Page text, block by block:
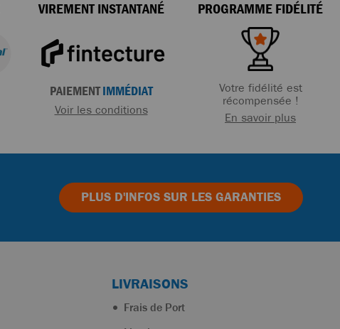
VIREMENT INSTANTANÉ
PAIEMENTIMMÉDIAT
Voir les conditions
PROGRAMME FIDÉLITÉ
Votre fidélité est
récompensée !
En savoir plus
PLUS D'INFOSSUR LES GARANTIES
LIVRAISONS
Frais de Port